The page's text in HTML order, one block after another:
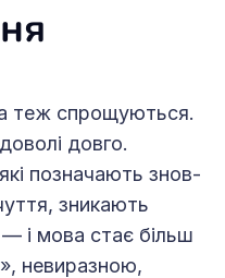
теж спрощуються.
довго.
позначають знов-
зникають
— і мова стає більш
невиразною,